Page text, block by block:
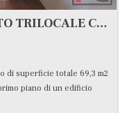
ISTRA, TAR, APPARTAMENTO TRILOCALE CON VISTA MARE#VENDITA
di superficie totale 69,3 m2
piano di un edificio